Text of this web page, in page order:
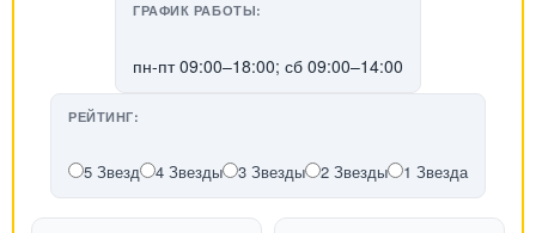
ГРАФИК РАБОТЫ:
пн-пт 09:00–18:00; сб 09:00–14:00
РЕЙТИНГ:
5 Звезд 4 Звезды 3 Звезды 2 Звезды 1 Звезда